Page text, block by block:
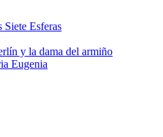
Esferas
y la dama del armiño
Eugenia